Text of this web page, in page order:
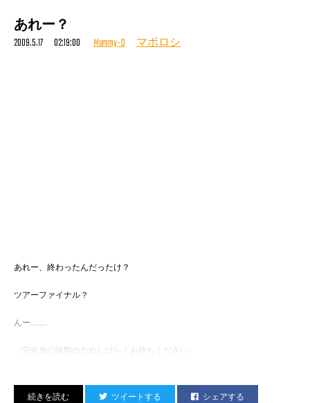
あれー？
2009.5.17 02:19:00 Mummy-D マボロシ
あれー、終わったんだったけ？
ツアーファイナル？
んー……
（完全放心状態のためしばらくお待ちください）
ツイートする シェアする